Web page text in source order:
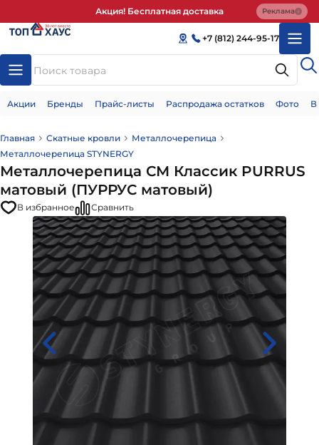
Акция! Бесплатная доставка Реклама
+7 (812) 244-95-17
Акции Бренды Прайс-листы Распродажа остатков Фото
Главная Скатные кровли
Металлочерепица
Металлочерепица STYNERGY
Металлочерепица СМ Классик PURRUS
матовый (ПУРРУС матовый)
В избранное Сравнить